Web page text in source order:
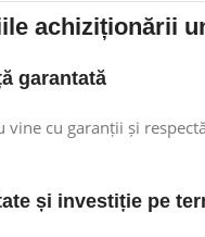
achiziționării
garantată
vine cu garanții și
și investiție pe